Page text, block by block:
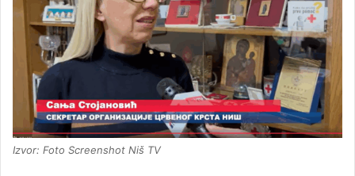
Izvor: Foto Screenshot Niš TV